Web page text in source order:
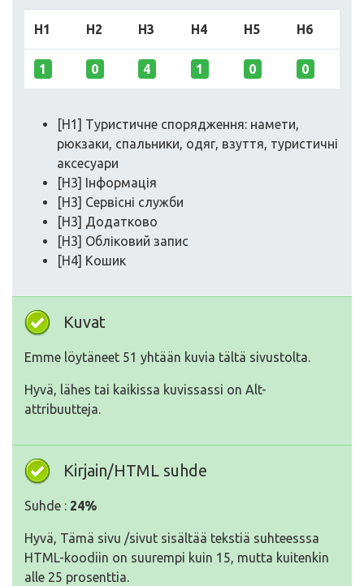
H1 H2 H3 H4 H5 H6
1 0 4 1 0 0
[H1] Туристичне спорядження: намети,
рюкзаки, спальники, одяг, взуття, туристичні
аксесуари
[H3] Інформація
[H3] Сервісні служби
[H3] Додатково
[H3] Обліковий запис
[H4] Кошик
Kuvat
Emme löytäneet 51 yhtään kuvia tältä sivustolta.
Hyvä, lähes tai kaikissa kuvissassi on Alt-
attribuutteja.
Kirjain/HTML suhde
Suhde : 24%
Hyvä, Tämä sivu /sivut sisältää tekstiä suhteesssa
HTML-koodiin on suurempi kuin 15, mutta kuitenkin
alle 25 prosenttia.